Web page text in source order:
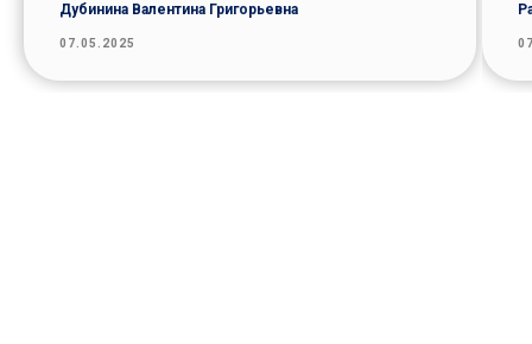
Дубинина Валентина Григорьевна
07.05.2025